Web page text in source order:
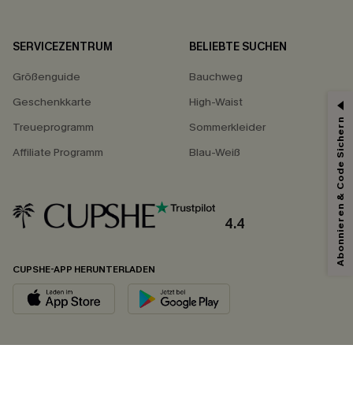
SERVICEZENTRUM
Größenguide
Geschenkkarte
Treueprogramm
Affiliate Programm
BELIEBTE SUCHEN
Bauchweg
High-Waist
Sommerkleider
Blau-Weiß
4.4
CUPSHE-APP HERUNTERLADEN
Abonnieren & Code Sichern